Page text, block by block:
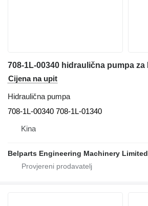
Cijena na upit
Hidraulična pumpa
708-1L-00340 708-1L-01340
Kina
Belparts Engineering Machinery Limited